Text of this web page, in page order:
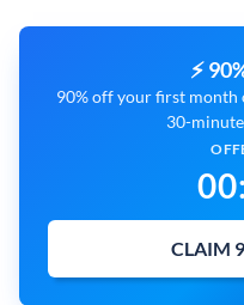
⚡
90% off your first month
30-
00:
CLAIM